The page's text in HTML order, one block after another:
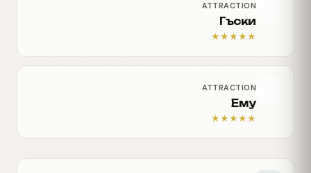
ATTRACTION
Гъски
★
★
★
★
★
ATTRACTION
Ему
★
★
★
★
★